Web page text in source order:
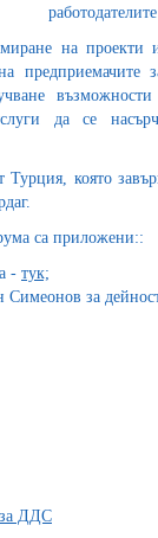
на проекти
да се
Турция, която
са приложени::
- тук;
за
за ДДС